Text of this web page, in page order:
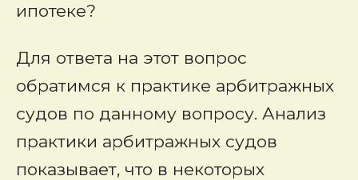
ипотеке?
Для ответа на этот вопрос
обратимся к практике арбитражных
судов по данному вопросу. Анализ
практики арбитражных судов
показывает, что в некоторых